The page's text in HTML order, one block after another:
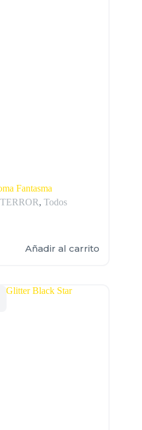
Fantasma
TERROR,Todos
Añadir al carrito